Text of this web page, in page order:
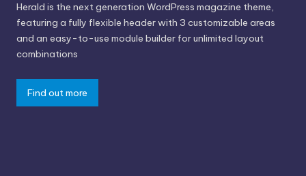
Herald is the next generation WordPress magazine theme,
featuring a fully flexible header with 3 customizable areas
and an easy-to-use module builder for unlimited layout
combinations
Find out more